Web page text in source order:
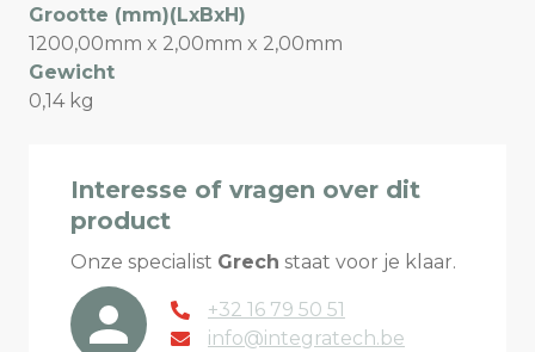
Grootte (mm)(LxBxH)
1200,00mm x 2,00mm x 2,00mm
Gewicht
0,14 kg
Interesse of vragen over dit
product
Onze specialist Grech staat voor je klaar.
+32 16 79 50 51
info@integratech.be